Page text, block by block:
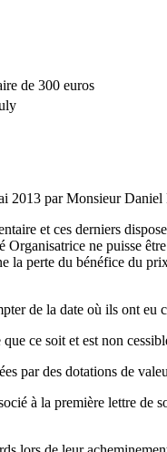
de 300 euros
2013 par Monsieur Daniel
et ces derniers
ne puisse
perte du bénéfice du
de la date où ils ont eu
ce soit et est non
par des dotations de
à la première lettre de